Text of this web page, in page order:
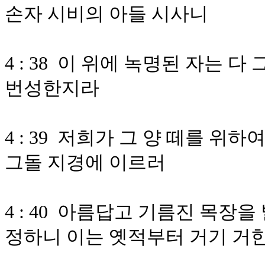
손자 시비의 아들 시사니
4 : 38 이 위에 녹명된 자는 다
번성한지라
4 : 39 저희가 그 양 떼를 위하
그돌 지경에 이르러
4 : 40 아름답고 기름진 목장
정하니 이는 옛적부터 거기 거